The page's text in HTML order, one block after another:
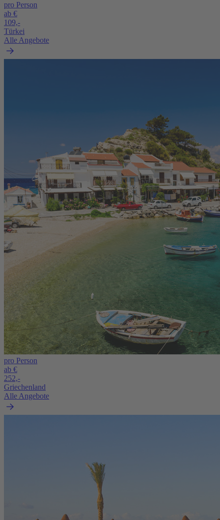
pro Person
ab €
109,-
Türkei
Alle Angebote
pro Person
ab €
252,-
Griechenland
Alle Angebote